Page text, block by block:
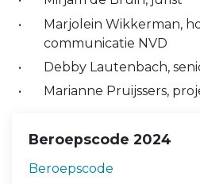
Marjolein Wikkerman,
communicatie NVD
Debby Lautenbach,
Marianne Pruijssers,
Beroepscode 2024
Beroepscode